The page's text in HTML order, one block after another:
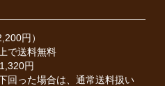
円）
で送料無料
円
回った場合は、通常送料扱い